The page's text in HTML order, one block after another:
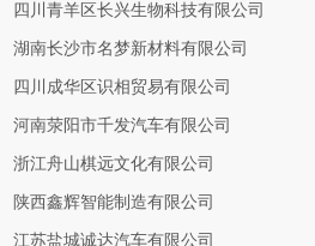
四川青羊区长兴生物科技有限公司
湖南长沙市名梦新材料有限公司
四川成华区识相贸易有限公司
河南荥阳市千发汽车有限公司
浙江舟山棋远文化有限公司
陕西鑫辉智能制造有限公司
江苏盐城诚达汽车有限公司